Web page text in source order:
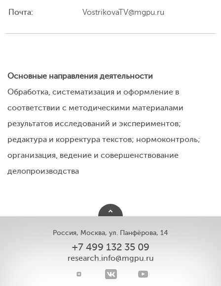
Почта: VostrikovaTV@mgpu.ru
Основные направления деятельности
Обработка, систематизация и оформление в
соответствии с методическими материалами
результатов исследований и экспериментов;
редактура и корректура текстов; нормоконтроль;
организация, ведение и совершенствование
делопроизводства
Россия, Москва, ул. Панфёрова, 14
+7 499 132 35 09
research.info@mgpu.ru